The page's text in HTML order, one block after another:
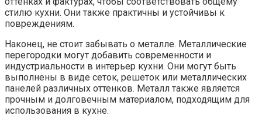
стилю кухни. Они также практичны и устойчивы к
повреждениям.
Наконец, не стоит забывать о металле. Металлические
перегородки могут добавить современности и
индустриальности в интерьер кухни. Они могут быть
выполнены в виде сеток, решеток или металлических
панелей различных оттенков. Металл также является
прочным и долговечным материалом, подходящим для
использования в кухне.